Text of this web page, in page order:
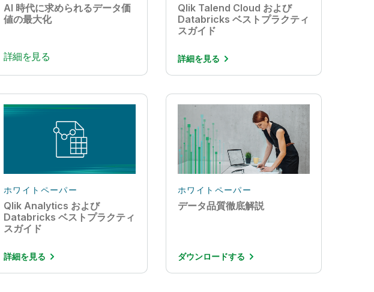
AI 時代に求められるデータ価
値の最大化
詳細を見る
Qlik Talend Cloud および
Databricks ベストプラクティ
スガイド
詳細を見る
ホワイトペーパー
Qlik Analytics および
Databricks ベストプラクティ
スガイド
詳細を見る
ホワイトペーパー
データ品質徹底解説
ダウンロードする